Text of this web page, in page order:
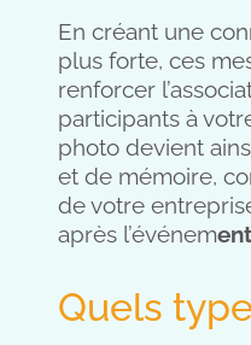
En créant une
plus forte, ces
renforcer
participants à
photo devient
et de mémoire,
de votre
après l’événem
Quels